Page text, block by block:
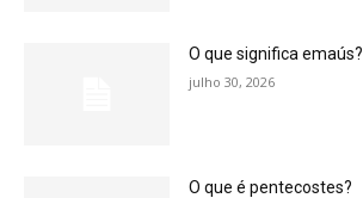
O que significa emaús?
julho 30, 2026
O que é pentecostes?